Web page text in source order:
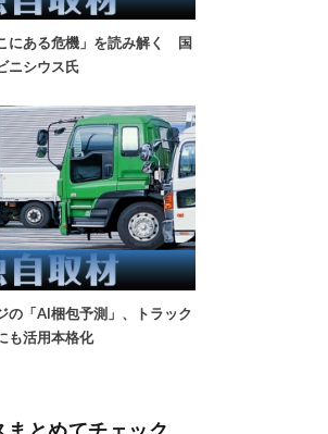
にある危機」を読み解く 国
ニシウス氏
の「AI梱包予測」、トラック
も活用本格化
まとめてチェック